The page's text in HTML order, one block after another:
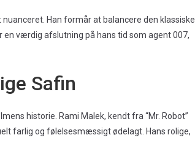
Han formår at balancere den klassiske
værdig afslutning på hans tid som agent 007,
Safin
historie. Rami Malek, kendt fra “Mr. Robot”
farlig og følelsesmæssigt ødelagt. Hans rolige,